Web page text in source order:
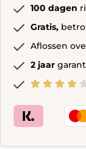
100 dagen
Gratis,
Aflossen
2 jaar